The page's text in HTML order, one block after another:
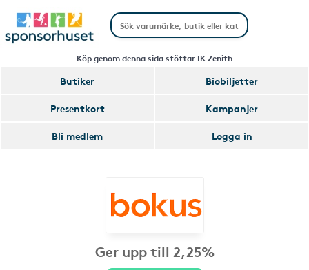
Köp genom denna sida stöttar IK Zenith
Butiker
Biobiljetter
Presentkort
Kampanjer
Bli medlem
Logga in
Ger upp till 2,25%